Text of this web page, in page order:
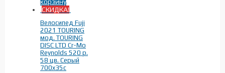
СКИДКА!
Велосипед Fuji
2021 TOURING
мод. TOURING
DISC LTD Cr-Mo
Reynolds 520 р.
58 цв. Серый
700x35c